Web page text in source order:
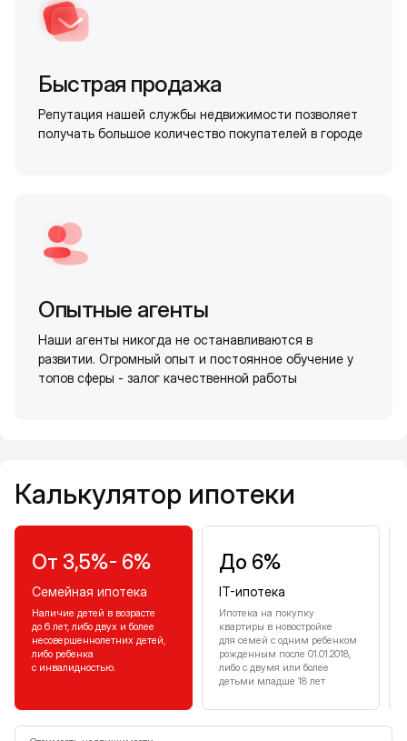
Быстрая продажа
Репутация нашей службы недвижимости позволяет
получать большое количество покупателей в городе
Опытные агенты
Наши агенты никогда не останавливаются в
развитии. Огромный опыт и постоянное обучение у
топов сферы - залог качественной работы
Калькулятор ипотеки
От 3,5%- 6%
Семейная ипотека
Наличие детей в возрасте
до 6 лет, либо двух и более
несовершеннолетних детей,
либо ребенка
с инвалидностью.
До 6%
IT-ипотека
Ипотека на покупку
квартиры в новостройке
для семей с одним ребенком
рожденным после 01.01.2018,
либо с двумя или более
детьми младше 18 лет